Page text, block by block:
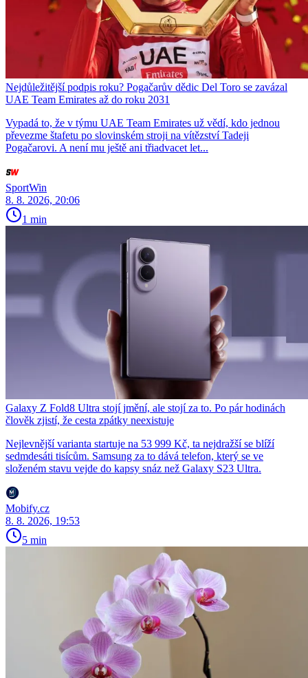
Nejdůležitější podpis roku? Pogačarův dědic Del Toro se zavázal
UAE Team Emirates až do roku 2031
Vypadá to, že v týmu UAE Team Emirates už vědí, kdo jednou
převezme štafetu po slovinském stroji na vítězství Tadeji
Pogačarovi. A není mu ještě ani třiadvacet let...
SportWin
8. 8. 2026, 20:06
1 min
Galaxy Z Fold8 Ultra stojí jmění, ale stojí za to. Po pár hodinách
člověk zjistí, že cesta zpátky neexistuje
Nejlevnější varianta startuje na 53 999 Kč, ta nejdražší se blíží
sedmdesáti tisícům. Samsung za to dává telefon, který se ve
složeném stavu vejde do kapsy snáz než Galaxy S23 Ultra.
Mobify.cz
8. 8. 2026, 19:53
5 min